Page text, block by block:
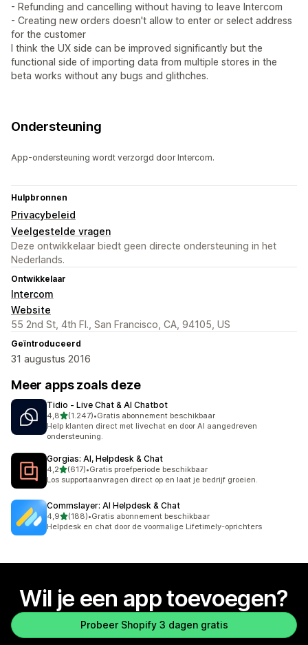
- Refunding and cancelling without having to leave Intercom
- Creating new orders doesn't allow to enter or select address
for the customer
I think the UX side can be improved significantly but the
functional side of importing data from multiple stores in the
beta works without any bugs and glithches.
Ondersteuning
App-ondersteuning wordt verzorgd door Intercom.
Hulpbronnen
Privacybeleid
Veelgestelde vragen
Deze ontwikkelaar biedt geen directe ondersteuning in het
Nederlands.
Ontwikkelaar
Intercom
Website
55 2nd St, 4th Fl., San Francisco, CA, 94105, US
Geïntroduceerd
31 augustus 2016
Meer apps zoals deze
Tidio ‑ Live Chat & AI Chatbot
4,8van 5 sterren
(1.247)
1247 recensies in totaal
•Gratis abonnement beschikbaar
Help klanten direct met livechat en door AI aangedreven
ondersteuning.
Gorgias: AI, Helpdesk & Chat
4,2van 5 sterren
(617)
617 recensies in totaal
•Gratis proefperiode beschikbaar
Los supportaanvragen direct op en laat je bedrijf groeien.
Commslayer: AI Helpdesk & Chat
4,9van 5 sterren
(188)
188 recensies in totaal
•Gratis abonnement beschikbaar
Helpdesk en chat door de voormalige Lifetimely-oprichters
Wil je een app toevoegen?
Probeer Shopify 3 dagen gratis